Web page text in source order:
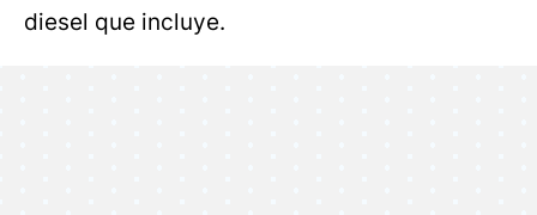
diesel que incluye.